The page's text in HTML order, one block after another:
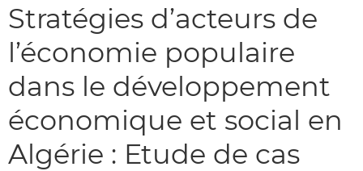
Stratégies d’acteurs de
l’économie populaire
dans le développement
économique et social en
Algérie : Etude de cas